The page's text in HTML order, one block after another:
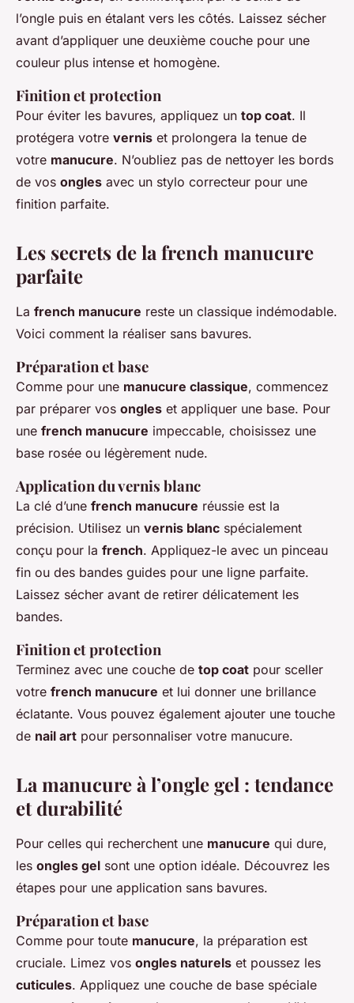
l’ongle puis en étalant vers les côtés. Laissez sécher
avant d’appliquer une deuxième couche pour une
couleur plus intense et homogène.
Finition et protection
Pour éviter les bavures, appliquez un top coat. Il
protégera votre vernis et prolongera la tenue de
votre manucure. N’oubliez pas de nettoyer les bords
de vos ongles avec un stylo correcteur pour une
finition parfaite.
Les secrets de la french manucure
parfaite
La french manucure reste un classique indémodable.
Voici comment la réaliser sans bavures.
Préparation et base
Comme pour une manucure classique, commencez
par préparer vos ongles et appliquer une base. Pour
une french manucure impeccable, choisissez une
base rosée ou légèrement nude.
Application du vernis blanc
La clé d’une french manucure réussie est la
précision. Utilisez un vernis blanc spécialement
conçu pour la french. Appliquez-le avec un pinceau
fin ou des bandes guides pour une ligne parfaite.
Laissez sécher avant de retirer délicatement les
bandes.
Finition et protection
Terminez avec une couche de top coat pour sceller
votre french manucure et lui donner une brillance
éclatante. Vous pouvez également ajouter une touche
de nail art pour personnaliser votre manucure.
La manucure à l’ongle gel : tendance
et durabilité
Pour celles qui recherchent une manucure qui dure,
les ongles gel sont une option idéale. Découvrez les
étapes pour une application sans bavures.
Préparation et base
Comme pour toute manucure, la préparation est
cruciale. Limez vos ongles naturels et poussez les
cuticules. Appliquez une couche de base spéciale